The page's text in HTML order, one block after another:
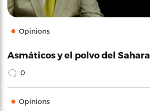
Opinions
Asmáticos y el polvo del Sahara
0
Opinions